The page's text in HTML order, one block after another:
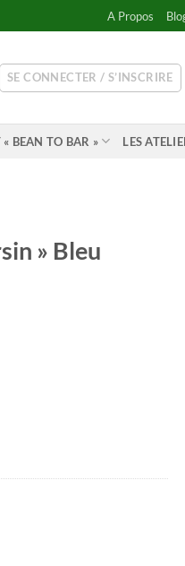
A Propos
SE CONNECTER / S’INSCRIRE
BEAN TO BAR » LES
» Bleu